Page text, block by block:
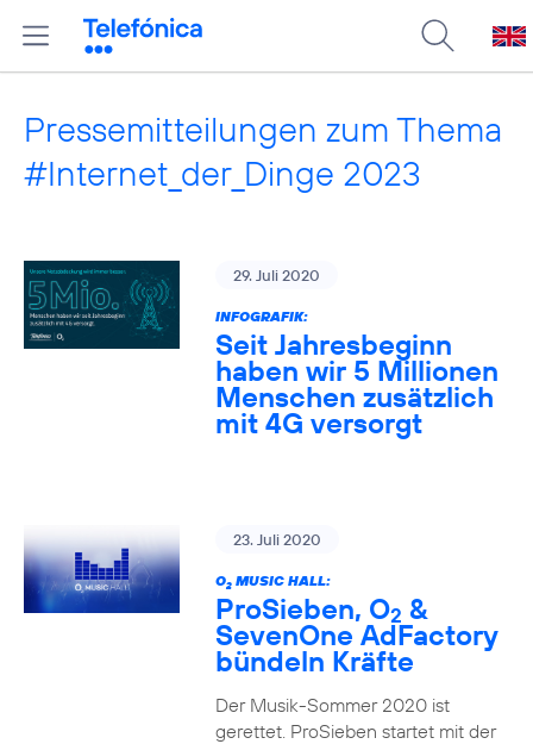
Pressemitteilungen zum Thema
#Internet_der_Dinge 2023
29. Juli 2020
INFOGRAFIK:
Seit Jahresbeginn
haben wir 5 Millionen
Menschen zusätzlich
mit 4G versorgt
23. Juli 2020
O2MUSIC HALL:
ProSieben, O2 &
SevenOne AdFactory
bündeln Kräfte
Der Musik-Sommer 2020 ist
gerettet. ProSieben startet mit der